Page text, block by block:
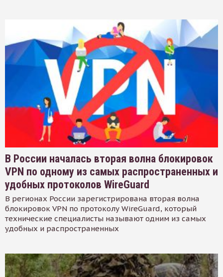
В России началась вторая волна блокировок
VPN по одному из самых распространенных и
удобных протоколов WireGuard
В регионах России зарегистрирована вторая волна
блокировок VPN по протоколу WireGuard, который
технические специалисты называют одним из самых
удобных и распространенных